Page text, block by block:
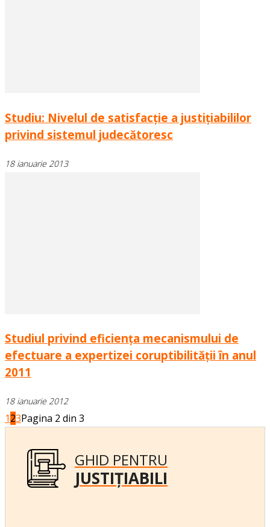
Studiu: Nivelul de satisfacţie a justiţiabililor
privind sistemul judecătoresc
18 ianuarie 2013
Studiul privind eficienţa mecanismului de
efectuare a expertizei coruptibilităţii în anul
2011
18 ianuarie 2012
123Pagina 2 din 3
GHID PENTRU
JUSTIȚIABILI